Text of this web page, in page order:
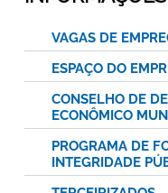
VAGAS DE
ESPAÇO DO
CONSELHO DE
ECONÔMICO
PROGRAMA DE
INTEGRIDADE